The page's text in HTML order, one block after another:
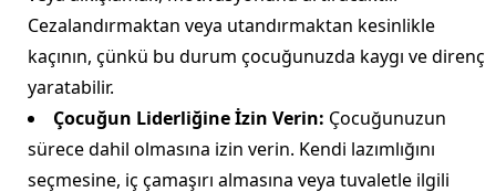
Cezalandırmaktan veya utandırmaktan kesinlikle
kaçının, çünkü bu durum çocuğunuzda kaygı ve direnç
yaratabilir.
Çocuğun Liderliğine İzin Verin: Çocuğunuzun
sürece dahil olmasına izin verin. Kendi lazımlığını
seçmesine, iç çamaşırı almasına veya tuvaletle ilgili